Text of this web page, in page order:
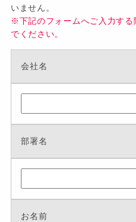
いません。
※下記のフォームへご入力す
でください。
会社名
部署名
お名前